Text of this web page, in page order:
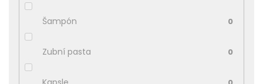
Šampón 0
Zubní pasta 0